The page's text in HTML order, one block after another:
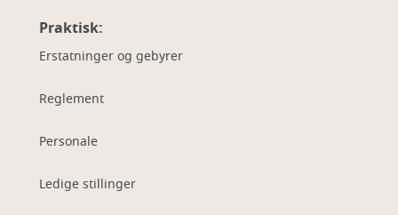
Praktisk:
Erstatninger og gebyrer
Reglement
Personale
Ledige stillinger